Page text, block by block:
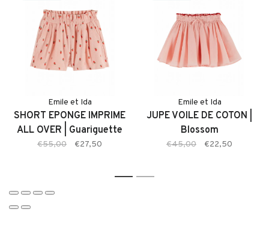
Kenmerken:
• Kinder T-shirt van Emile et Ida
• Zachte en comfortabele stof
• Opdruk met Fruit thema
• Lichte kleur Roze
• Geschikt voor dagelijks gebruik en speciale momenten
Emile et Ida valt qua maat wat kleiner. Ons advies is dan ook
een maat groter te bestellen.
Emile et Ida
SHORT EPONGE IMPRIME
ALL OVER | Guariguette
€55,00 €27,50
Emile et Ida
JUPE VOILE DE COTON |
Blossom
€45,00 €22,50
1 2